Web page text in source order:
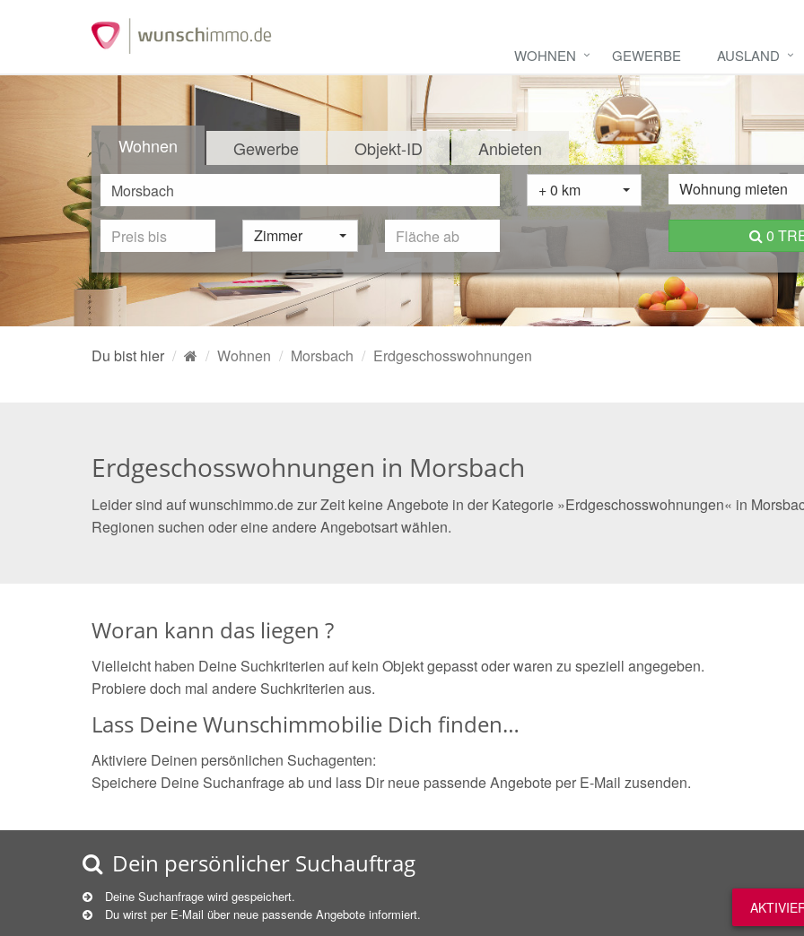
WOHNEN GEWERBE AUSLAND
Wohnen Gewerbe Objekt-ID Anbieten
+ 0 km Wohnung mieten
Zimmer 0
Du bist hier Wohnen Morsbach Erdgeschosswohnungen
Erdgeschosswohnungen in Morsbach
Leider sind auf wunschimmo.de zur Zeit keine Angebote in der Kategorie »Erdgeschosswohnungen« in
Regionen suchen oder eine andere Angebotsart wählen.
Woran kann das liegen ?
Vielleicht haben Deine Suchkriterien auf kein Objekt gepasst oder waren zu speziell angegeben.
Probiere doch mal andere Suchkriterien aus.
Lass Deine Wunschimmobilie Dich finden…
Aktiviere Deinen persönlichen Suchagenten:
Speichere Deine Suchanfrage ab und lass Dir neue passende Angebote per E-Mail zusenden.
Dein persönlicher Suchauftrag
Deine Suchanfrage wird gespeichert.
Du wirst per E-Mail über neue passende Angebote informiert.